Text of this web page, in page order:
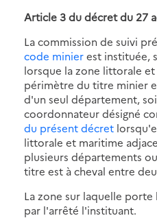
Article 3 du décret du 27
La commission de suivi
code minierest instituée,
lorsque la zone littorale
périmètre du titre minier
d'un seul département,
coordonnateur désigné
du présent décret
littorale et maritime
plusieurs départements
titre est à cheval entre
La zone sur laquelle
par l'arrêté l'instituant.